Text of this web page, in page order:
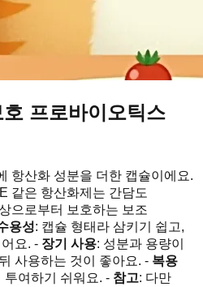
프로바이오틱스
항산화 성분을 더한 캡슐이에요.
같은 항산화제는 간담도
으로부터 보호하는 보조
용성: 캡슐 형태라 삼키기 쉽고,
요. - 장기 사용: 성분과 용량이
사용하는 것이 좋아요. - 복용
투여하기 쉬워요. - 참고: 다만